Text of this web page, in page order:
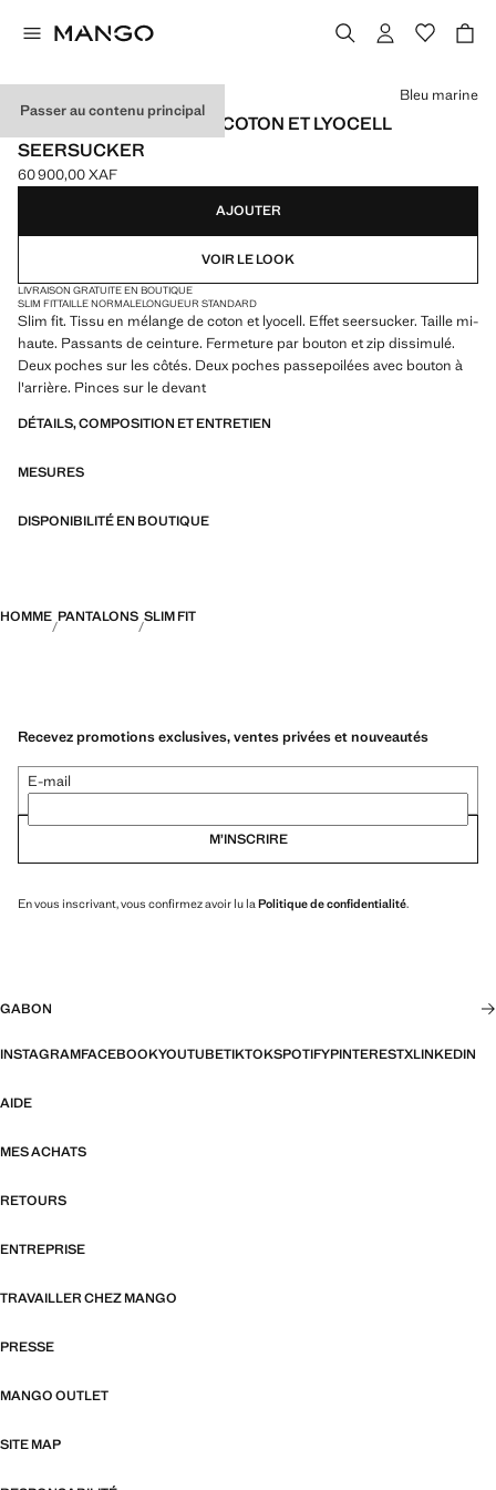
Passer au contenu principal
PANTALON SLIM FIT EN COTON ET LYOCELL
SEERSUCKER
Prix actuel [60 900,00 XAF ]
60 900,00 XAF
Choisissez une couleur
Bleu marine
AJOUTER
VOIR LE LOOK
LIVRAISON GRATUITE EN BOUTIQUE
SLIM FITTAILLE NORMALELONGUEUR STANDARD
Slim fit. Tissu en mélange de coton et lyocell. Effet seersucker. Taille mi-
haute. Passants de ceinture. Fermeture par bouton et zip dissimulé.
Deux poches sur les côtés. Deux poches passepoilées avec bouton à
l'arrière. Pinces sur le devant
DÉTAILS, COMPOSITION ET ENTRETIEN
MESURES
DISPONIBILITÉ EN BOUTIQUE
HOMME PANTALONS SLIM FIT
Recevez promotions exclusives, ventes privées et nouveautés
E-mail
M’INSCRIRE
En vous inscrivant, vous confirmez avoir lu la Politique de confidentialité.
GABON
INSTAGRAMFACEBOOKYOUTUBETIKTOKSPOTIFYPINTERESTXLINKEDIN
AIDE
MES ACHATS
RETOURS
ENTREPRISE
TRAVAILLER CHEZ MANGO
PRESSE
MANGO OUTLET
SITE MAP